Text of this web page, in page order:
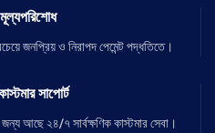
জনপ্রিয় ও নিরাপদ পেমেন্ট পদ্ধতিতে।
সাপোর্ট
আছে ২৪/৭ সার্বক্ষণিক কাস্টমার সেবা।